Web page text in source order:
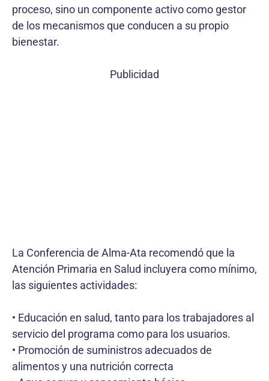
proceso, sino un componente activo como gestor
de los mecanismos que conducen a su propio
bienestar.
Publicidad
La Conferencia de Alma-Ata recomendó que la
Atención Primaria en Salud incluyera como mínimo,
las siguientes actividades:
• Educación en salud, tanto para los trabajadores al
servicio del programa como para los usuarios.
• Promoción de suministros adecuados de
alimentos y una nutrición correcta